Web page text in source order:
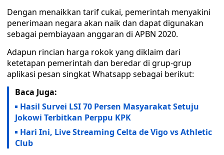
Dengan menaikkan tarif cukai, pemerintah menyakini
penerimaan negara akan naik dan dapat digunakan
sebagai pembiayaan anggaran di APBN 2020.
Adapun rincian harga rokok yang diklaim dari
ketetapan pemerintah dan beredar di grup-grup
aplikasi pesan singkat Whatsapp sebagai berikut:
Baca Juga:
Hasil Survei LSI 70 Persen Masyarakat Setuju
Jokowi Terbitkan Perppu KPK
Hari Ini, Live Streaming Celta de Vigo vs Athletic
Club